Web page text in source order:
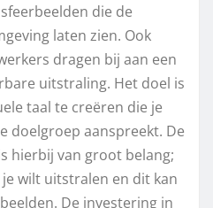
die de
laten zien. Ook
dragen bij aan een
uitstraling. Het doel is
taal te creëren die je
doelgroep aanspreekt. De
hierbij van groot belang;
wilt uitstralen en dit kan
De investering in